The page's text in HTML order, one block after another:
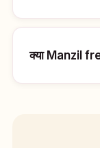
क्या Manzil